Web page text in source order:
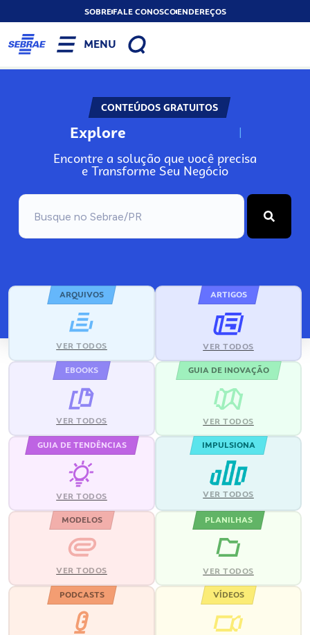
SOBREFALE CONOSCOENDEREÇOS
MENU
CONTEÚDOS GRATUITOS
Explore N
Encontre a solução que você precisa
e Transforme Seu Negócio
ARQUIVOS
VER TODOS
ARTIGOS
VER TODOS
EBOOKS
VER TODOS
GUIA DE INOVAÇÃO
VER TODOS
GUIA DE TENDÊNCIAS
VER TODOS
IMPULSIONA
VER TODOS
MODELOS
VER TODOS
PLANILHAS
VER TODOS
PODCASTS VÍDEOS